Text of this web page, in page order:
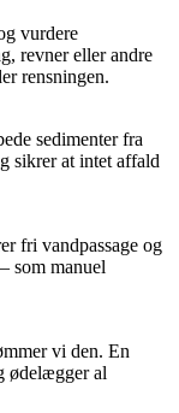
vurdere
revner eller andre
rensningen.
sedimenter fra
sikrer at intet affald
fri vandpassage og
som manuel
vi den. En
ødelægger al